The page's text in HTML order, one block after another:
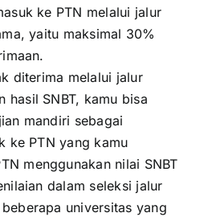
ke PTN melalui jalur
yaitu maksimal 30%
diterima melalui jalur
hasil SNBT, kamu bisa
mandiri sebagai
ke PTN yang kamu
menggunakan nilai SNBT
dalam seleksi jalur
universitas yang